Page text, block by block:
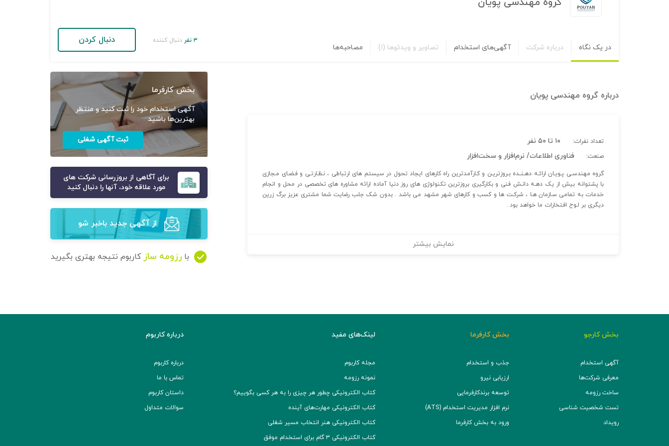
در یک نگاه درباره شرکت آگهی‌های استخدام تصاویر و ویدئوها (۱) مصاحبه‌ها
۳ نفر دنبال کننده دنبال کردن
درباره گروه مهندسی پویان
تعداد نفرات: ۱۰ تا ۵۰ نفر
صنعت: فناوری اطلاعات/ نرم‌افزار و سخت‌افزار
گروه مهندسـی پـویـان ارائـه دهـنــده بـروزتریـن و کـارآمدترین راه کارهای ایجاد تحول در سیستم های ارتباطی ، نـظـارتـی و فـضـای مـجازی
با پشتوانه بیش از یک دهـه دانـش فنی و بکارگیری بروزترین تکنولوژی های روز دنیا آماده ارائه مشاوره های تخصصی در محل و انجام
خدمات به تمامی سـازمان هـا ، شرکـت ها و کسب و کارهای شهر مشهد می باشد . بدون شک جلب رضایت شما مشتری عزیز برگ زرین
دیگری بر لـوح افتخارات ما خواهد بود .
نمایش بیشتر
بخش کارفرما
آگهی استخدام خود را ثبت کنید و منتظر
بهترین‌ها باشید
ثبت آگهی شغلی
برای آگاهی از بروزرسانی شرکت های
مورد علاقه خود، آنها را دنبال کنید
از آگهی‌ جدید باخبر شو
با رزومه ساز کاربوم نتیجه بهتری بگیرید
بخش کارجو
آگهی استخدام
معرفی شرکت‌ها
ساخت رزومه
تست شخصیت شناسی
رویداد
بخش کارفرما
جذب و استخدام
ارزیابی نیرو
توسعه برند‌کارفرمایی
نرم افزار مدیریت استخدام (ATS)
ورود به بخش کارفرما
لینک‌های مفید
مجله کاربوم
نمونه رزومه
کتاب الکترونیکی چطور هر چیزی را به هر کسی بگوییم؟
کتاب الکترونیکی مهارت‌های آینده
کتاب الکترونیکی هنر انتخاب مسیر شغلی
کتاب الکترونیکی ۳ گام برای استخدام موفق
درباره کاربوم
درباره کاربوم
تماس با ما
داستان کاربوم
سوالات متداول